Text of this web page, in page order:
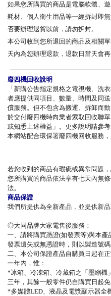
如果您所購買的商品是電腦軟體、
耗材、個人衛生用品等一經拆封即
否要辦理退貨以前，請勿拆封。
本公司收到您所退回的商品及相關
天內為您辦理退款，退款日當天會再
廢四機回收說明
「新購公告指定規格之電視機、洗
者應提供同項目、數量、時間及同
償服務。但不包含為搬運、拆卸而
於交付廢四機時向業者索取回收聯
或知悉上述權益」。更多說明請參考
本網站配合環保署廢四機回收服務
若您收到的商品有瑕疵或異常問題
您所購買的商品依法享有七天內無
法。
商品保證
我們所提供為全新產品，並提供新品
◎大同品牌大家電售後服務：
一、請將購買憑證(如發票等)與本
發票遺失或無憑證時，則以製造號
二、本公司保證產品自購買日起在
一年內，惟：
*冰箱、冷凍箱、冷藏箱之「壓縮機
三年，其餘一般零件仍自購買日起免
*多媒體LED、液晶及電漿顯示器全